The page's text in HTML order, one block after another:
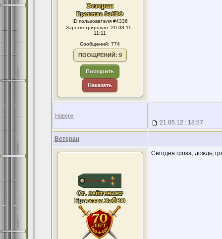
ID пользователя #4336
Зарегистрирован: 20.03.11 :
11:11
Сообщений: 774
ПООЩРЕНИЙ: 9
Поощрить
Наказать
Наверх
21.05.12 : 18:57
Ветеран
Сегодня гроза, дождь,